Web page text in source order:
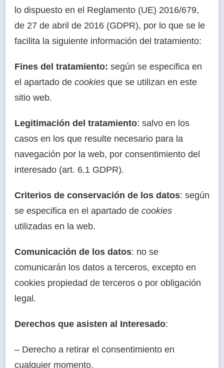
lo dispuesto en el Reglamento (UE) 2016/679,
de 27 de abril de 2016 (GDPR), por lo que se le
facilita la siguiente información del tratamiento:
Fines del tratamiento: según se especifica en
el apartado de cookies que se utilizan en este
sitio web.
Legitimación del tratamiento: salvo en los
casos en los que resulte necesario para la
navegación por la web, por consentimiento del
interesado (art. 6.1 GDPR).
Criterios de conservación de los datos: según
se especifica en el apartado de cookies
utilizadas en la web.
Comunicación de los datos: no se
comunicarán los datos a terceros, excepto en
cookies propiedad de terceros o por obligación
legal.
Derechos que asisten al Interesado:
– Derecho a retirar el consentimiento en
cualquier momento.